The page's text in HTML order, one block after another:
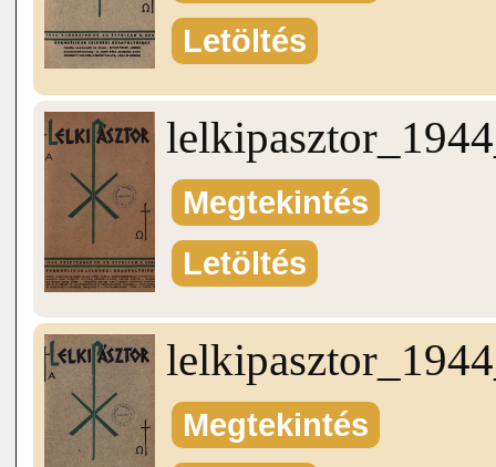
Letöltés
Megtekintés
Letöltés
Megtekintés